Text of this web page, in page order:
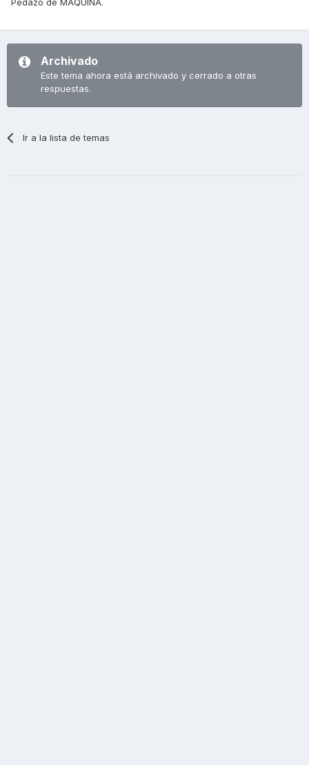
Archivado
Este tema ahora está archivado y cerrado a otras
respuestas.
Ir a la lista de temas